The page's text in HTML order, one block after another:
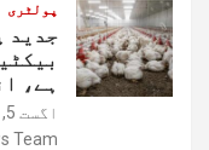
پولٹری
جدید
ہے،
اگست 5, 2026
Team